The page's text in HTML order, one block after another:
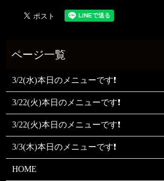
3/2(水)本日のメニューです❗
3/22(火)本日のメニューです❗
3/22(火)本日のメニューです❗
3/3(木)本日のメニューです❗
HOME